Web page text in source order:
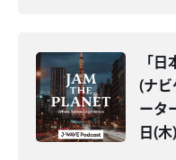
「
(ナ
ータ
日(木)